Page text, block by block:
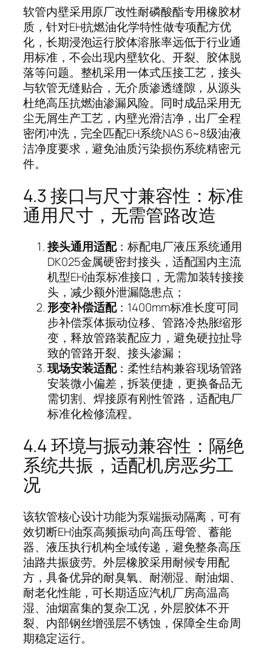
软管内壁采用原厂改性耐磷酸酯专用橡胶材
质，针对EH抗燃油化学特性做专项配方优
化，长期浸泡运行胶体溶胀率远低于行业通
用标准，不会出现内壁软化、开裂、胶体脱
落等问题。整机采用一体式压接工艺，接头
与软管无缝贴合，无介质渗透缝隙，从源头
杜绝高压抗燃油渗漏风险。同时成品采用无
尘无屑生产工艺，内壁光滑洁净，出厂全程
密闭冲洗，完全匹配EH系统NAS 6~8级油液
洁净度要求，避免油质污染损伤系统精密元
件。
4.3 接口与尺寸兼容性：标准
通用尺寸，无需管路改造
接头通用适配：标配电厂液压系统通用
DK025金属硬密封接头，适配国内主流
机型EH油泵标准接口，无需加装转接接
头，减少额外泄漏隐患点；
形变补偿适配：1400mm标准长度可同
步补偿泵体振动位移、管路冷热胀缩形
变，释放管路装配应力，避免硬拉扯导
致的管路开裂、接头渗漏；
现场安装适配：柔性结构兼容现场管路
安装微小偏差，拆装便捷，更换备品无
需切割、焊接原有刚性管路，适配电厂
标准化检修流程。
4.4 环境与振动兼容性：隔绝
系统共振，适配机房恶劣工
况
该软管核心设计功能为泵端振动隔离，可有
效切断EH油泵高频振动向高压母管、蓄能
器、液压执行机构全域传递，避免整条高压
油路共振疲劳。外层橡胶采用耐候专用配
方，具备优异的耐臭氧、耐潮湿、耐油烟、
耐老化性能，可长期适应汽机厂房高温高
湿、油烟富集的复杂工况，外层胶体不开
裂、内部钢丝增强层不锈蚀，保障全生命周
期稳定运行。